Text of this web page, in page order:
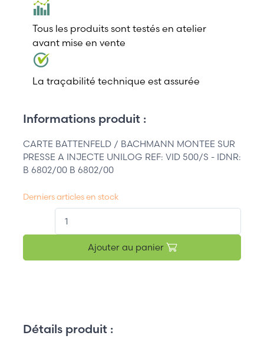
Tous les produits sont testés en atelier
avant mise en vente
La traçabilité technique est assurée
Informations produit :
CARTE BATTENFELD / BACHMANN MONTEE SUR
PRESSE A INJECTE UNILOG REF: VID 500/S - IDNR:
B 6802/00 B 6802/00
Derniers articles en stock
Ajouter au panier
Détails produit :